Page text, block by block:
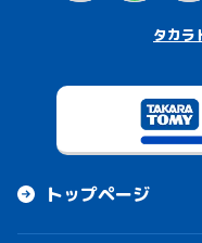
タカラ
トップページ